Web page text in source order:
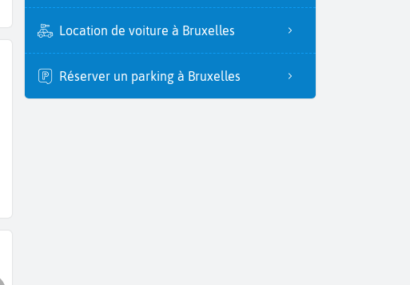
Location de voiture à Bruxelles
Réserver un parking à Bruxelles